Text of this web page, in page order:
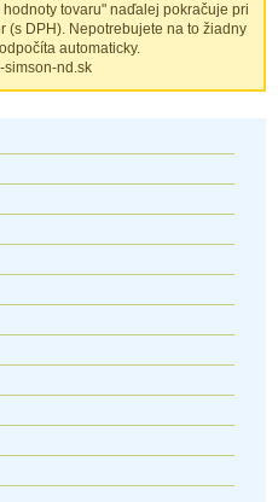
tovaru" naďalej pokračuje pri
(s DPH). Nepotrebujete na to žiadny
automaticky.
simson-nd.sk